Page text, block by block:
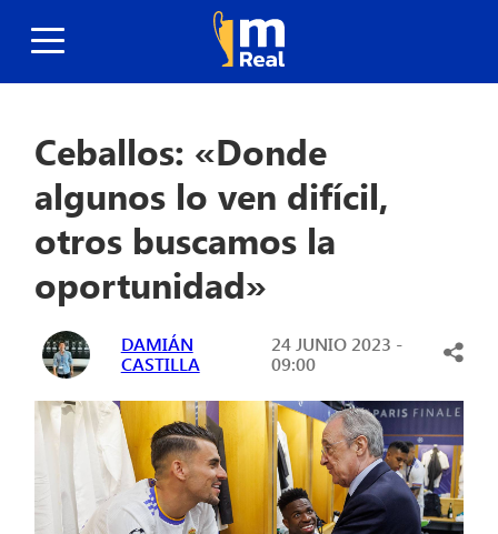
Ceballos: «Donde
algunos lo ven difícil,
otros buscamos la
oportunidad»
DAMIÁN
CASTILLA
24 JUNIO 2023 -
09:00